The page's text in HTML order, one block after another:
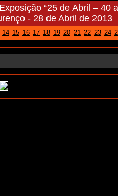
“25 de Abril – 40
- 28 de Abril de 2013
14 15 16 17 18 19 20 21 22 23 24